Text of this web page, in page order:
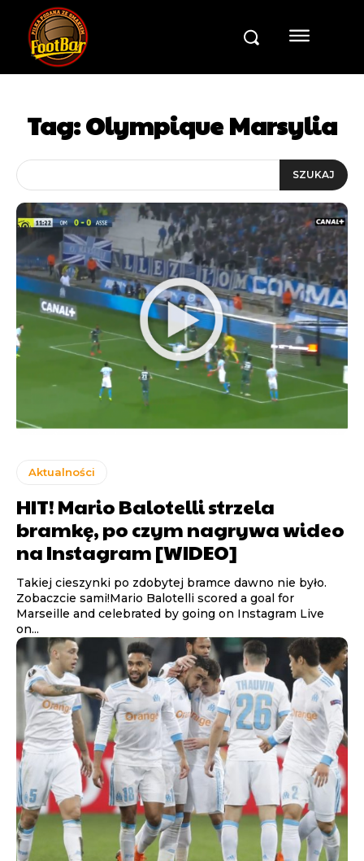
Tag:Olympique Marsylia
SZUKAJ
Aktualności
HIT! Mario Balotelli strzela
bramkę, po czym nagrywa wideo
na Instagram [WIDEO]
Takiej cieszynki po zdobytej bramce dawno nie było.
Zobaczcie sami!Mario Balotelli scored a goal for
Marseille and celebrated by going on Instagram Live
on...